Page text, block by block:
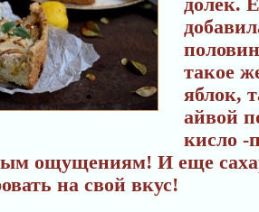
такое
яблок,
айвой
кисло -
ощущениям! И еще
на свой вкус!